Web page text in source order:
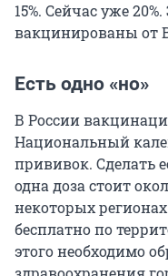
15%. Сейчас уже
вакцинированы от
Есть одно «но»
В России
Национальный
прививок. Сделать
одна доза стоит
некоторых
бесплатно по
этого необходимо